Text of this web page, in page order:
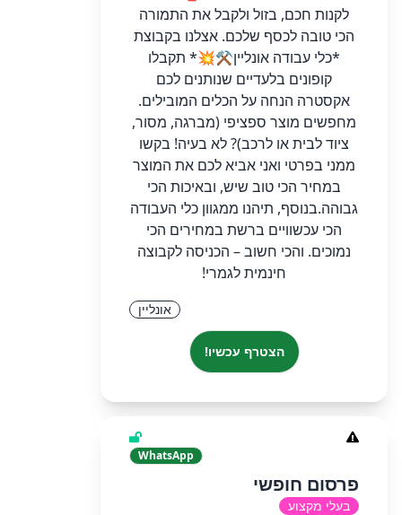
לקנות חכם, בזול ולקבל את התמורה
הכי טובה לכסף שלכם. אצלנו בקבוצת
*כלי עבודה אונליין⚒️💥* תקבלו
קופונים בלעדיים שנותנים לכם
אקסטרה הנחה על הכלים המובילים. ​
מחפשים מוצר ספציפי (מברגה, מסור,
ציוד לבית או לרכב)? לא בעיה! בקשו
ממני בפרטי ואני אביא לכם את המוצר
במחיר הכי טוב שיש, ובאיכות הכי
גבוהה. ​בנוסף, תיהנו ממגוון כלי העבודה
הכי עכשוויים ברשת במחירים הכי
נמוכים. והכי חשוב – הכניסה לקבוצה
חינמית לגמרי!
אונליין
הצטרף עכשיו!
WhatsApp
פרסום חופשי
בעלי מקצוע